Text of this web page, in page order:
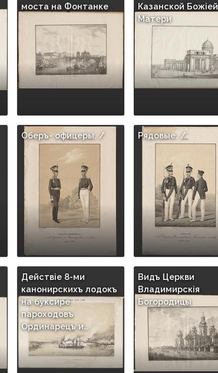
моста на Фонтанке
Казанской Божiей
Матери
Оберъ- офицеры. / Рядовые. /
Действiе 8-ми
канонирскихъ лодокъ
на буксире
пароходовъ
Ординарецъ и…
Видъ Церкви
Владимирскiя
Богoродицы